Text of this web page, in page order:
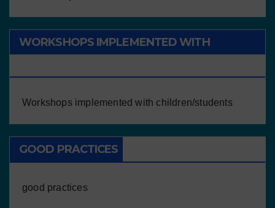
WORKSHOPS IMPLEMENTED WITH
Workshops implemented with children/students
GOOD PRACTICES
good practices